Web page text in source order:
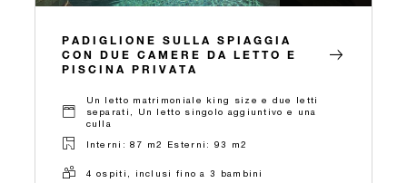
PADIGLIONE SULLA SPIAGGIA
CON DUE CAMERE DA LETTO E
PISCINA PRIVATA
Un letto matrimoniale king size e due letti
separati, Un letto singolo aggiuntivo e una
culla
Interni: 87 m2 Esterni: 93 m2
4 ospiti, inclusi fino a 3 bambini